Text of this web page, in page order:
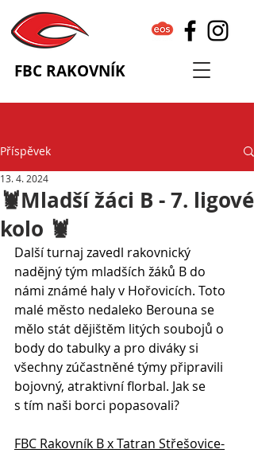
FBC RAKOVNÍK
Příspěvek
🦞Mladší žáci B - 7. ligové
kolo 🦞
13. 4. 2024
Další turnaj zavedl rakovnický
nadějný tým mladších žáků B do
námi známé haly v Hořovicích. Toto
malé město nedaleko Berouna se
mělo stát dějištěm litých soubojů o
body do tabulky a pro diváky si
všechny zúčastněné týmy připravili
bojovný, atraktivní florbal. Jak se
s tím naši borci popasovali?
FBC Rakovník B x Tatran Střešovice-